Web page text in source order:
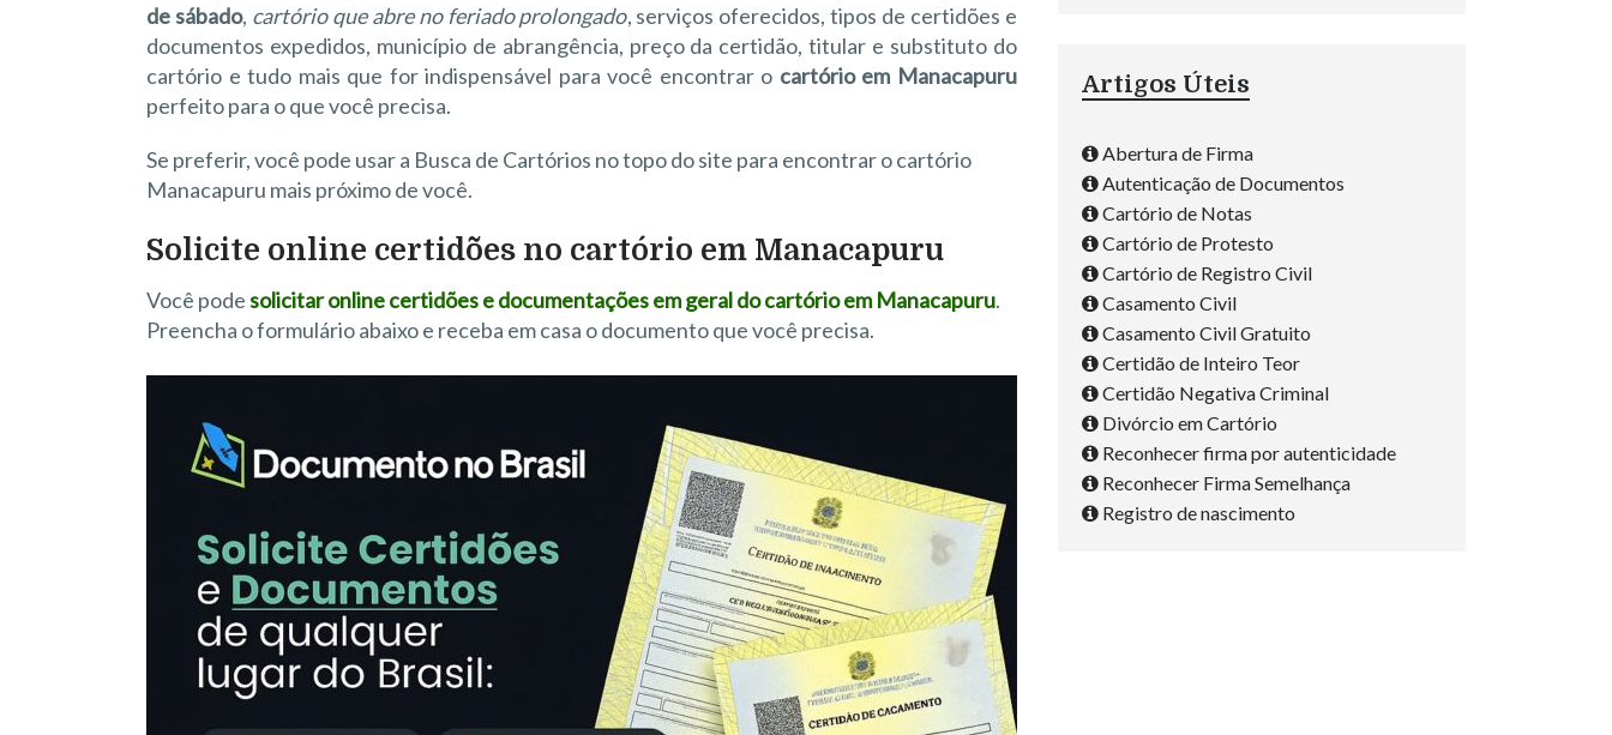
de sábado, cartório que abre no feriado prolongado, serviços oferecidos, tipos de certidões e
documentos expedidos, município de abrangência, preço da certidão, titular e substituto do
cartório e tudo mais que for indispensável para você encontrar o cartório em Manacapuru
perfeito para o que você precisa.
Se preferir, você pode usar a Busca de Cartórios no topo do site para encontrar o cartório
Manacapuru mais próximo de você.
Solicite online certidões no cartório em Manacapuru
Você podesolicitar online certidões e documentações em geral do cartório em Manacapuru.
Preencha o formulário abaixo e receba em casa o documento que você precisa.
Artigos Úteis
Abertura de Firma
Autenticação de Documentos
Cartório de Notas
Cartório de Protesto
Cartório de Registro Civil
Casamento Civil
Casamento Civil Gratuito
Certidão de Inteiro Teor
Certidão Negativa Criminal
Divórcio em Cartório
Reconhecer firma por autenticidade
Reconhecer Firma Semelhança
Registro de nascimento